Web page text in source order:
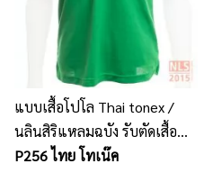
แบบเสื้อโปโล Thai tonex /
นลินสิริแหลมฉบัง รับตัดเสื้อ
โปโลพร้อมปักโลโก้
P256 ไทย โทเน๊ค